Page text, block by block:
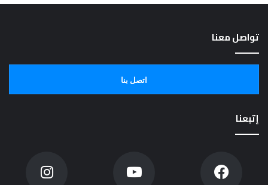
تواصل معنا
اتصل بنا
إتبعنا